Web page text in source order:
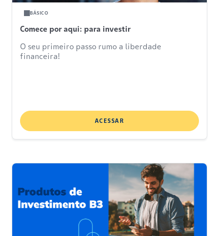
BÁSICO
Comece por aqui: para investir
O seu primeiro passo rumo a liberdade
financeira!
ACESSAR